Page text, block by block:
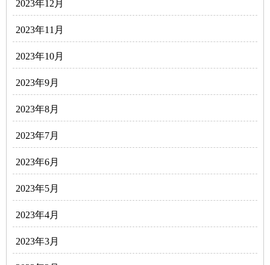
2023年12月
2023年11月
2023年10月
2023年9月
2023年8月
2023年7月
2023年6月
2023年5月
2023年4月
2023年3月